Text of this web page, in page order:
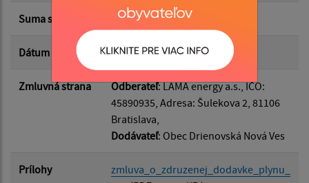
Filtrovať Reset
Suma s DPH* 0.00 €
Dátum uzavretia 15.11.2024
Zmluvná strana Odberateľ: LAMA energy a.s., IČO:
45890935, Adresa: Šulekova 2, 81106
Bratislava,
Dodávateľ: Obec Drienovská Nová Ves
Prílohy
zmluva_o_zdruzenej_dodavke_plynu_